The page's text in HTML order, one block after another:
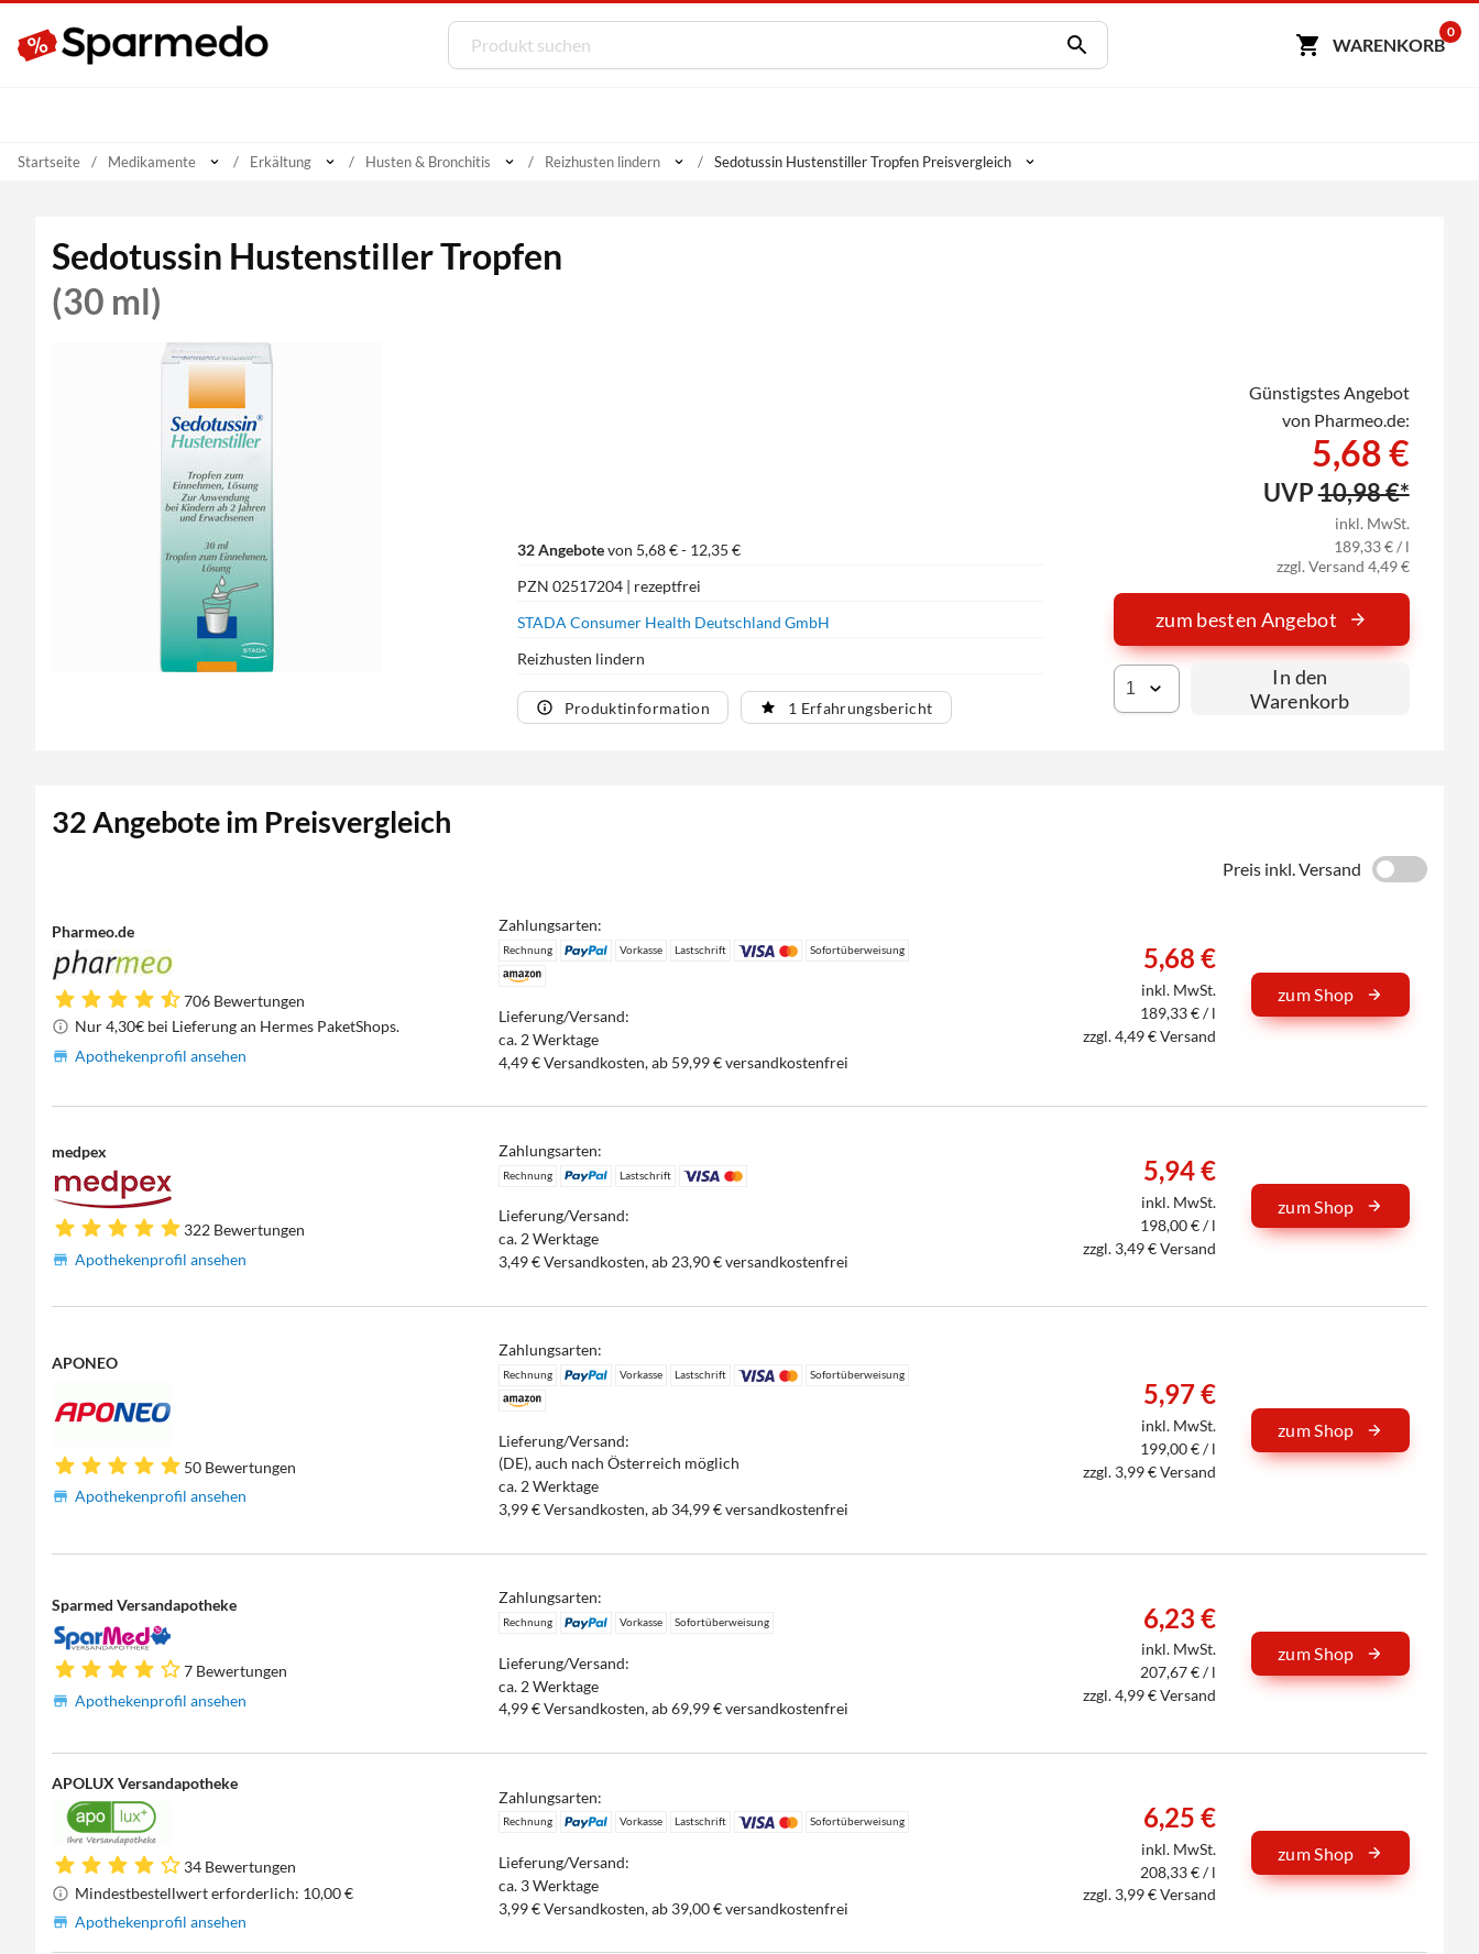
WARENKORB
0
Startseite Medikamente Erkältung Husten & Bronchitis Reizhusten lindern Sedotussin Hustenstiller Tropfen Preisvergleich
Sedotussin Hustenstiller Tropfen
(30 ml)
32 Angebotevon 5,68 € - 12,35 €
PZN 02517204 | rezeptfrei
STADA Consumer Health Deutschland GmbH
Reizhusten lindern
Produktinformation 1 Erfahrungsbericht
Günstigstes Angebot
von Pharmeo.de:
5,68 €
UVP10,98 €*
inkl. MwSt.
189,33 € / l
zzgl. Versand 4,49 €
zum besten Angebot
In den
Warenkorb
32 Angebote im Preisvergleich
Preis inkl. Versand
Pharmeo.de
706 Bewertungen
Nur 4,30€ bei Lieferung an Hermes PaketShops.
Apothekenprofil ansehen
Zahlungsarten:
Rechnung Vorkasse Lastschrift Sofortüberweisung
Lieferung/Versand:
ca. 2 Werktage
4,49 € Versandkosten, ab 59,99 € versandkostenfrei
5,68 €
inkl. MwSt.
189,33 € / l
zzgl. 4,49 € Versand
zum Shop
medpex
322 Bewertungen
Apothekenprofil ansehen
Zahlungsarten:
Rechnung Lastschrift
Lieferung/Versand:
ca. 2 Werktage
3,49 € Versandkosten, ab 23,90 € versandkostenfrei
5,94 €
inkl. MwSt.
198,00 € / l
zzgl. 3,49 € Versand
zum Shop
APONEO
50 Bewertungen
Apothekenprofil ansehen
Zahlungsarten:
Rechnung Vorkasse Lastschrift Sofortüberweisung
Lieferung/Versand:
(DE), auch nach Österreich möglich
ca. 2 Werktage
3,99 € Versandkosten, ab 34,99 € versandkostenfrei
5,97 €
inkl. MwSt.
199,00 € / l
zzgl. 3,99 € Versand
zum Shop
Sparmed Versandapotheke
7 Bewertungen
Apothekenprofil ansehen
Zahlungsarten:
Rechnung Vorkasse Sofortüberweisung
Lieferung/Versand:
ca. 2 Werktage
4,99 € Versandkosten, ab 69,99 € versandkostenfrei
6,23 €
inkl. MwSt.
207,67 € / l
zzgl. 4,99 € Versand
zum Shop
APOLUX Versandapotheke
34 Bewertungen
Mindestbestellwert erforderlich: 10,00 €
Apothekenprofil ansehen
Zahlungsarten:
Rechnung Vorkasse Lastschrift Sofortüberweisung
Lieferung/Versand:
ca. 3 Werktage
3,99 € Versandkosten, ab 39,00 € versandkostenfrei
6,25 €
inkl. MwSt.
208,33 € / l
zzgl. 3,99 € Versand
zum Shop